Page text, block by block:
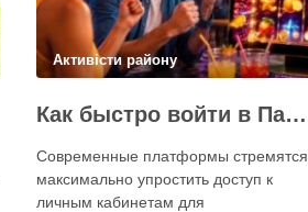
Активісти району
Как быстро войти в Парик 24 казино
Современные платформы стремятся
максимально упростить доступ к
личным кабинетам для